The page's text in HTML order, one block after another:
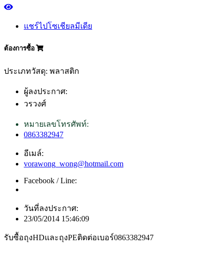
แชร์ไปโซเชียลมีเดีย
ต้องการซื้อ
ประเภทวัสดุ: พลาสติก
ผู้ลงประกาศ:
วรวงศ์
หมายเลขโทรศัพท์:
0863382947
อีเมล์:
vorawong_wong@hotmail.com
Facebook / Line:
วันที่ลงประกาศ:
23/05/2014 15:46:09
รับซื้อถุงHDและถุงPEติดต่อเบอร์0863382947